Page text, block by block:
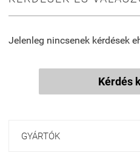
Jelenleg nincsenek kérdések
Kérdés
GYÁRTÓK